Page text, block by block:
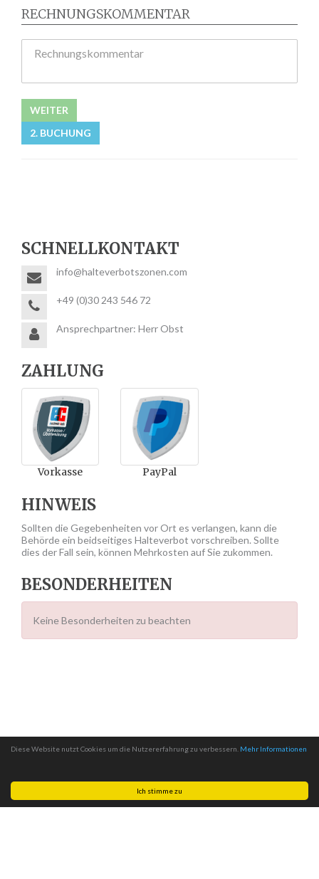
Ich stimme zu
Diese Website nutzt Cookies um die Nutzererfahrung zu verbessern. Mehr Informationen
RECHNUNGSKOMMENTAR
Rechnungskommentar
WEITER
2. BUCHUNG
SCHNELLKONTAKT
info@halteverbotszonen.com
+49 (0)30 243 546 72
Ansprechpartner: Herr Obst
ZAHLUNG
Vorkasse PayPal
HINWEIS
Sollten die Gegebenheiten vor Ort es verlangen, kann die
Behörde ein beidseitiges Halteverbot vorschreiben. Sollte
dies der Fall sein, können Mehrkosten auf Sie zukommen.
BESONDERHEITEN
Keine Besonderheiten zu beachten